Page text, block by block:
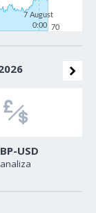
7 August
0:00
70
USD
analiza